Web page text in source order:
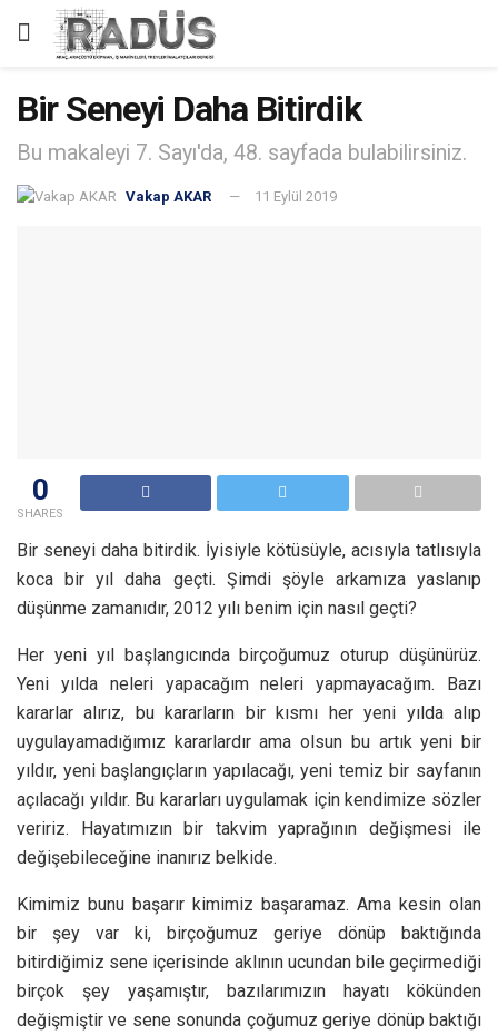
Bir Seneyi Daha Bitirdik
Bu makaleyi 7. Sayı'da, 48. sayfada bulabilirsiniz.
Vakap AKAR 11 Eylül 2019
0
SHARES
Bir seneyi daha bitirdik. İyisiyle kötüsüyle, acısıyla tatlısıyla
koca bir yıl daha geçti. Şimdi şöyle arkamıza yaslanıp
düşünme zamanıdır, 2012 yılı benim için nasıl geçti?
Her yeni yıl başlangıcında birçoğumuz oturup düşünürüz.
Yeni yılda neleri yapacağım neleri yapmayacağım. Bazı
kararlar alırız, bu kararların bir kısmı her yeni yılda alıp
uygulayamadığımız kararlardır ama olsun bu artık yeni bir
yıldır, yeni başlangıçların yapılacağı, yeni temiz bir sayfanın
açılacağı yıldır. Bu kararları uygulamak için kendimize sözler
veririz. Hayatımızın bir takvim yaprağının değişmesi ile
değişebileceğine inanırız belkide.
Kimimiz bunu başarır kimimiz başaramaz. Ama kesin olan
bir şey var ki, birçoğumuz geriye dönüp baktığında
bitirdiğimiz sene içerisinde aklının ucundan bile geçirmediği
birçok şey yaşamıştır, bazılarımızın hayatı kökünden
değişmiştir ve sene sonunda çoğumuz geriye dönüp baktığı